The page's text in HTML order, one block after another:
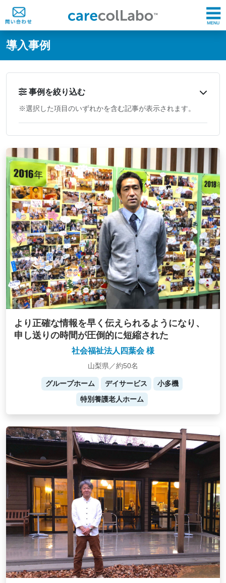
@ -0,0 +1,60 @@
導入事例
事例を絞り込む
※選択した項目のいずれかを含む記事が表示されます。
より正確な情報を早く伝えられるようになり、
申し送りの時間が圧倒的に短縮された
社会福祉法人四葉会 様
山梨県／約50名
グループホーム デイサービス
小多機
特別養護老人ホーム